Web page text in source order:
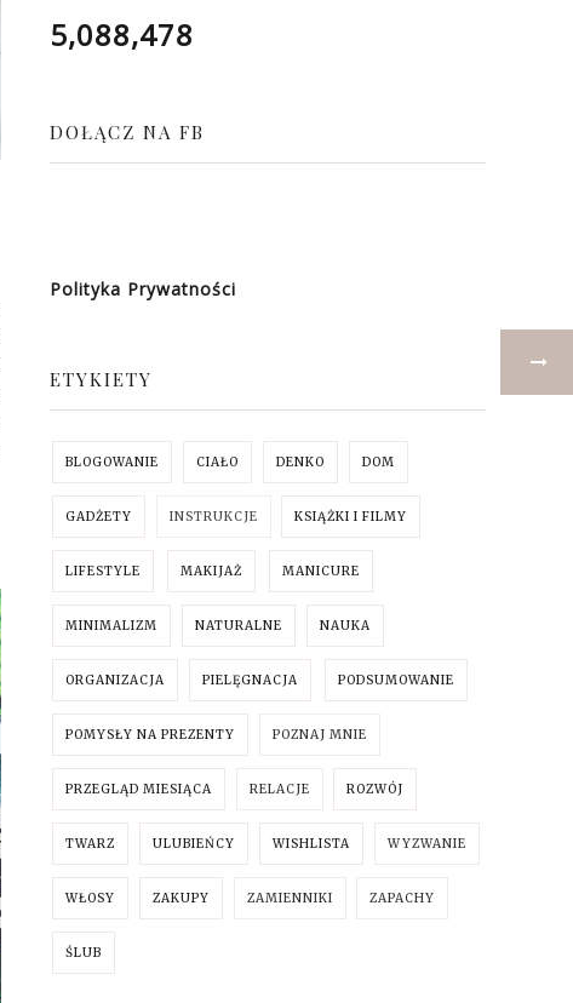
5,088,478
DOŁĄCZ NA FB
Polityka Prywatności
ETYKIETY
BLOGOWANIE CIAŁO DENKO DOM
GADŻETY INSTRUKCJE KSIĄŻKI I FILMY
LIFESTYLE MAKIJAŻ MANICURE
MINIMALIZM NATURALNE NAUKA
ORGANIZACJA PIELĘGNACJA PODSUMOWANIE
POMYSŁY NA PREZENTY POZNAJ MNIE
PRZEGLĄD MIESIĄCA RELACJE ROZWÓJ
TWARZ ULUBIEŃCY WISHLISTA WYZWANIE
WŁOSY ZAKUPY ZAMIENNIKI ZAPACHY
ŚLUB